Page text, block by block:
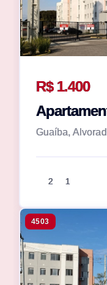
R$ 1.400
Guaíba,
2 1
4503